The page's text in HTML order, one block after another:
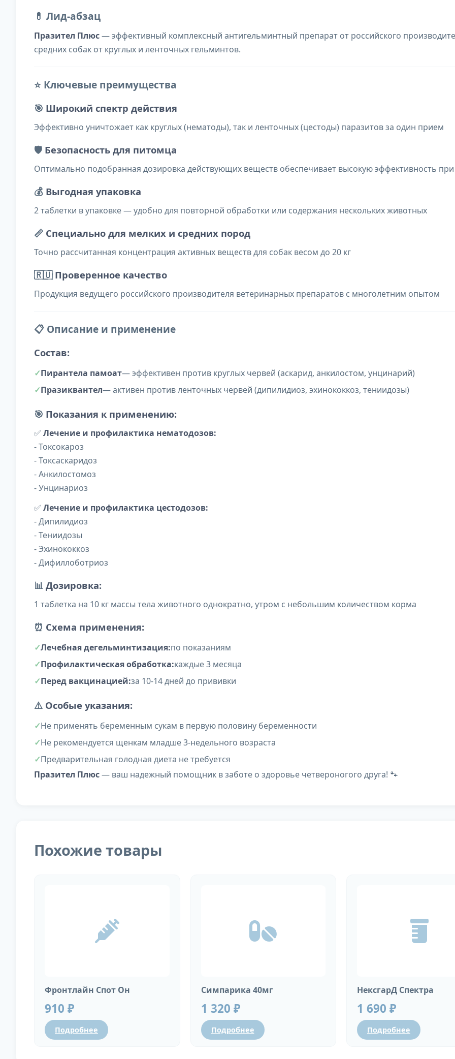
💊 Лид-абзац
Празител Плюс— эффективный комплексный антигельминтный препарат от российского
средних собак от круглых и ленточных гельминтов.
⭐ Ключевые преимущества
🎯 Широкий спектр действия
Эффективно уничтожает как круглых (нематоды), так и ленточных (цестоды) паразитов за один прием
🛡️ Безопасность для питомца
Оптимально подобранная дозировка действующих веществ обеспечивает высокую эффективность
💰 Выгодная упаковка
2 таблетки в упаковке — удобно для повторной обработки или содержания нескольких животных
📏 Специально для мелких и средних пород
Точно рассчитанная концентрация активных веществ для собак весом до 20 кг
🇷🇺 Проверенное качество
Продукция ведущего российского производителя ветеринарных препаратов с многолетним опытом
📋 Описание и применение
Состав:
Пирантела памоат— эффективен против круглых червей (аскарид, анкилостом, унцинарий)
Празиквантел— активен против ленточных червей (дипилидиоз, эхинококкоз, тениидозы)
🎯 Показания к применению:
✅ Лечение и профилактика нематодозов:
- Токсокароз
- Токсаскаридоз
- Анкилостомоз
- Унцинариоз
✅ Лечение и профилактика цестодозов:
- Дипилидиоз
- Тениидозы
- Эхинококкоз
- Дифиллоботриоз
📊 Дозировка:
1 таблетка на 10 кг массы тела животного однократно, утром с небольшим количеством корма
⏰ Схема применения:
Лечебная дегельминтизация:по показаниям
Профилактическая обработка:каждые 3 месяца
Перед вакцинацией:за 10-14 дней до прививки
⚠️ Особые указания:
Не применять беременным сукам в первую половину беременности
Не рекомендуется щенкам младше 3-недельного возраста
Предварительная голодная диета не требуется
Празител Плюс— ваш надежный помощник в заботе о здоровье четвероногого друга! 🐾
Похожие товары
Фронтлайн Спот Он
910 ₽
Подробнее
Симпарика 40мг
1 320 ₽
Подробнее
НексгарД Спектра
1 690 ₽
Подробнее